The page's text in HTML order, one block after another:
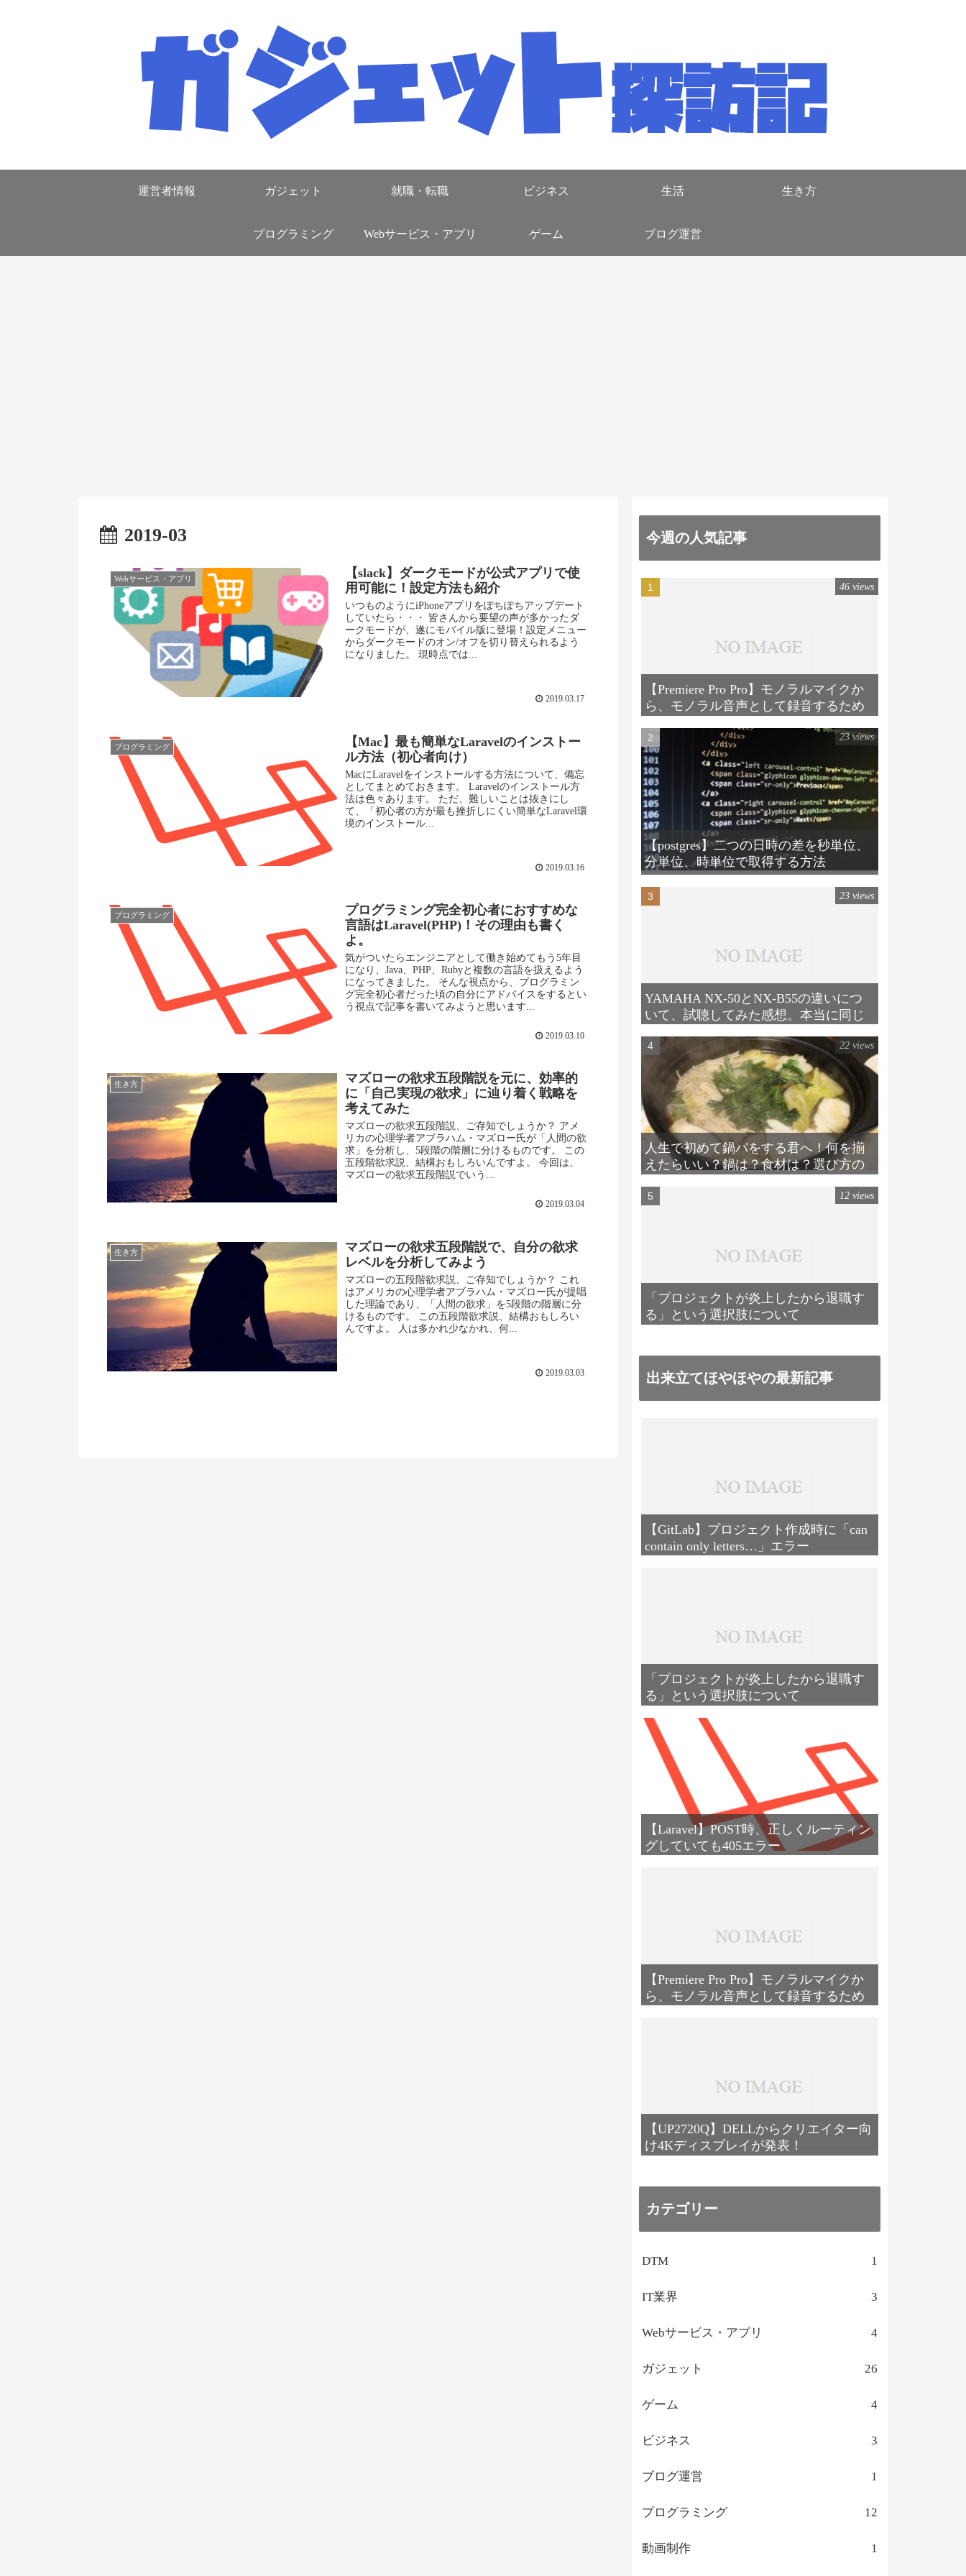
運営者情報 ガジェット 就職・転職 ビジネス 生活 生き方
プログラミング Webサービス・アプリ ゲーム ブログ運営
2019-03
Webサービス・アプリ
【slack】ダークモードが公式アプリで使
用可能に！設定方法も紹介
いつものようにiPhoneアプリをぽちぽちアップデート
していたら・・・ 皆さんから要望の声が多かったダ
ークモードが、遂にモバイル版に登場！設定メニュー
からダークモードのオン/オフを切り替えられるよう
になりました。 現時点では...
2019.03.17
プログラミング
【Mac】最も簡単なLaravelのインストー
ル方法（初心者向け）
MacにLaravelをインストールする方法について、備忘
としてまとめておきます。 Laravelのインストール方
法は色々あります。 ただ、難しいことは抜きにし
て、「初心者の方が最も挫折しにくい簡単なLaravel環
境のインストール...
2019.03.16
プログラミング
プログラミング完全初心者におすすめな
言語はLaravel(PHP)！その理由も書く
よ。
気がついたらエンジニアとして働き始めてもう5年目
になり、Java、PHP、Rubyと複数の言語を扱えるよう
になってきました。 そんな視点から、プログラミン
グ完全初心者だった頃の自分にアドバイスをするとい
う視点で記事を書いてみようと思います...
2019.03.10
生き方
マズローの欲求五段階説を元に、効率的
に「自己実現の欲求」に辿り着く戦略を
考えてみた
マズローの欲求五段階説、ご存知でしょうか？ アメ
リカの心理学者アブラハム・マズロー氏が「人間の欲
求」を分析し、5段階の階層に分けるものです。 この
五段階欲求説、結構おもしろいんですよ。 今回は、
マズローの欲求五段階説でいう...
2019.03.04
生き方
マズローの欲求五段階説で、自分の欲求
レベルを分析してみよう
マズローの五段階欲求説、ご存知でしょうか？ これ
はアメリカの心理学者アブラハム・マズロー氏が提唱
した理論であり、「人間の欲求」を5段階の階層に分
けるものです。 この五段階欲求説、結構おもしろい
んですよ。 人は多かれ少なかれ、何...
2019.03.03
今週の人気記事
【Premiere Pro Pro】モノラルマイクか
ら、モノラル音声として録音するため
46 views
【postgres】二つの日時の差を秒単位、
分単位、時単位で取得する方法
23 views
YAMAHA NX-50とNX-B55の違いにつ
いて、試聴してみた感想。本当に同じ
23 views
人生で初めて鍋パをする君へ！何を揃
えたらいい？鍋は？食材は？選び方の
22 views
「プロジェクトが炎上したから退職す
る」という選択肢について
12 views
出来立てほやほやの最新記事
【GitLab】プロジェクト作成時に「can
contain only letters…」エラー
「プロジェクトが炎上したから退職す
る」という選択肢について
【Laravel】POST時、正しくルーティン
グしていても405エラー
【Premiere Pro Pro】モノラルマイクか
ら、モノラル音声として録音するため
【UP2720Q】DELLからクリエイター向
け4Kディスプレイが発表！
カテゴリー
DTM 1
IT業界 3
Webサービス・アプリ 4
ガジェット 26
ゲーム 4
ビジネス 3
ブログ運営 1
プログラミング 12
動画制作 1